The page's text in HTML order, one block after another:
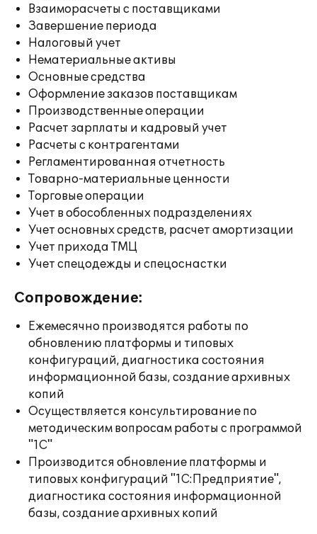
Взаиморасчеты с поставщиками
Завершение периода
Налоговый учет
Нематериальные активы
Основные средства
Оформление заказов поставщикам
Производственные операции
Расчет зарплаты и кадровый учет
Расчеты с контрагентами
Регламентированная отчетность
Товарно-материальные ценности
Торговые операции
Учет в обособленных подразделениях
Учет основных средств, расчет амортизации
Учет прихода ТМЦ
Учет спецодежды и спецоснастки
Сопровождение:
Ежемесячно производятся работы по
обновлению платформы и типовых
конфигураций, диагностика состояния
информационной базы, создание архивных
копий
Осуществляется консультирование по
методическим вопросам работы с программой
"1С"
Производится обновление платформы и
типовых конфигураций "1С:Предприятие",
диагностика состояния информационной
базы, создание архивных копий